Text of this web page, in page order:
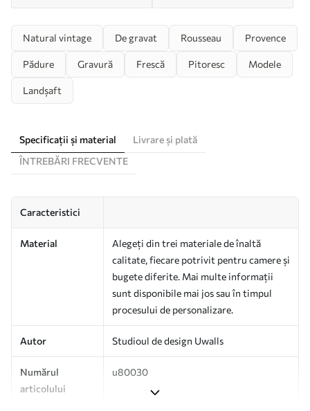
Natural vintage De gravat Rousseau Provence
Pădure Gravură Frescă Pitoresc Modele
Landșaft
Specificații și material
Livrare și plată
ÎNTREBĂRI FRECVENTE
Caracteristici
Material
Alegeți din trei materiale de înaltă
calitate, fiecare potrivit pentru camere și
bugete diferite. Mai multe informații
sunt disponibile mai jos sau în timpul
procesului de personalizare.
Autor Studioul de design Uwalls
Numărul
articolului
u80030